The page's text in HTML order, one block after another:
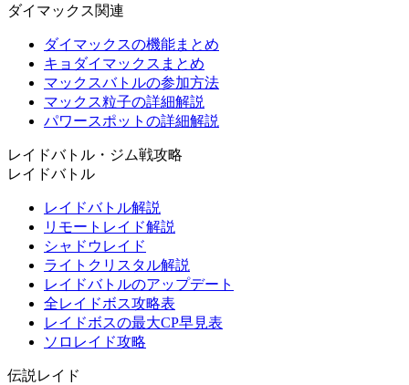
ダイマックス関連
ダイマックスの機能まとめ
キョダイマックスまとめ
マックスバトルの参加方法
マックス粒子の詳細解説
パワースポットの詳細解説
レイドバトル・ジム戦攻略
レイドバトル
レイドバトル解説
リモートレイド解説
シャドウレイド
ライトクリスタル解説
レイドバトルのアップデート
全レイドボス攻略表
レイドボスの最大CP早見表
ソロレイド攻略
伝説レイド